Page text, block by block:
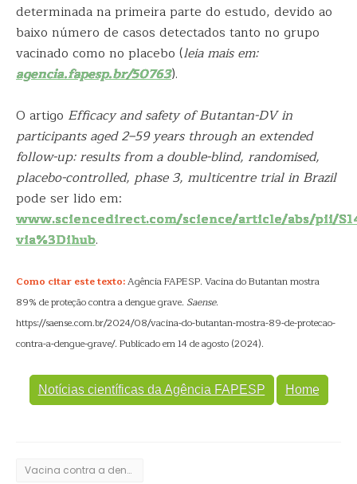
determinada na primeira parte do estudo, devido ao
baixo número de casos detectados tanto no grupo
vacinado como no placebo (leia mais em:
agencia.fapesp.br/50763).
O artigo Efficacy and safety of Butantan-DV in
participants aged 2–59 years through an extended
follow-up: results from a double-blind, randomised,
placebo-controlled, phase 3, multicentre trial in Brazil
pode ser lido em:
www.sciencedirect.com/science/article/abs/pii/
via%3Dihub.
Como citar este texto:Agência FAPESP. Vacina do Butantan mostra
89% de proteção contra a dengue grave. Saense.
https://saense.com.br/2024/08/vacina-do-butantan-mostra-89-de-protecao-
contra-a-dengue-grave/. Publicado em 14 de agosto (2024).
Notícias científicas da Agência FAPESP Home
Vacina contra a dengue